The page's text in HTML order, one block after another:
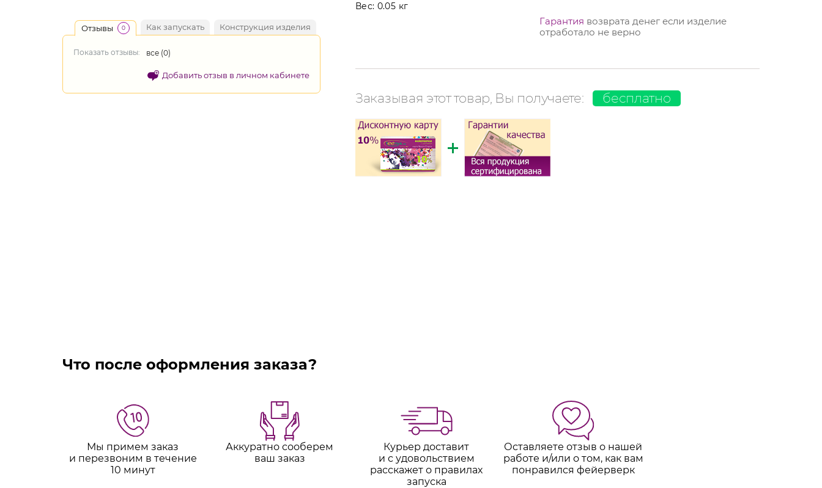
Отзывы 0 Как запускать Конструкция изделия
Показать отзывы: все (0)
Добавить отзыв в личном кабинете
Вес: 0.05 кг
Гарантия возврата денег если изделие
отработало не верно
Заказывая этот товар, Вы получаете: бесплатно
Что после оформления заказа?
Мы примем заказ
и перезвоним в течение
10 минут
Аккуратно сооберем
ваш заказ
Курьер доставит
и с удовольствием
расскажет о правилах
запуска
Оставляете отзыв о нашей
работе и/или о том, как вам
понравился фейерверк